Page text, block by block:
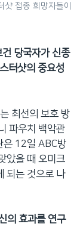
접종 희망자들이
당국자가 신종
터샷의 중요성
최선의 보호 방
파우치 백악관
은 12일 ABC방
았을 때 오미크
되는 것으로 나
의 효과를 연구